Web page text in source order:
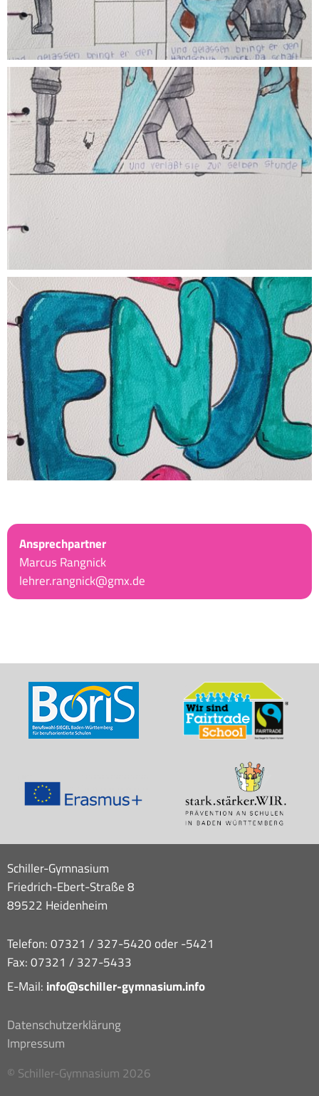
Ansprechpartner
Marcus Rangnick
lehrer.rangnick@gmx.de
Schiller-Gymnasium
Friedrich-Ebert-Straße 8
89522 Heidenheim
Telefon: 07321 / 327-5420 oder -5421
Fax: 07321 / 327-5433
E-Mail: info@schiller-gymnasium.info
Datenschutzerklärung
Impressum
© Schiller-Gymnasium 2026